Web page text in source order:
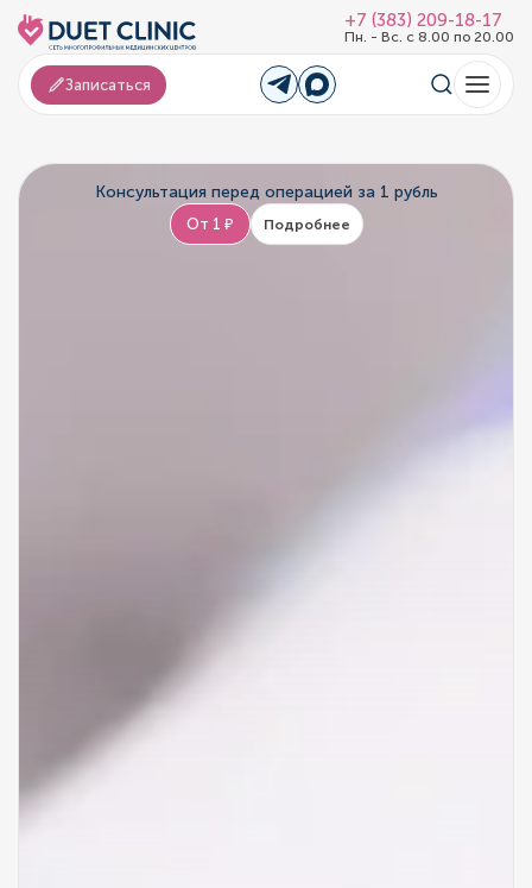
+7 (383) 209-18-17
Пн. - Вс. с 8.00 по 20.00
Записаться
Консультация перед операцией за 1 рубль
От 1 ₽ Подробнее